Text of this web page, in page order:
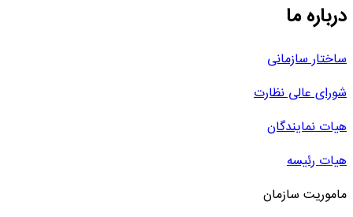
درباره ما
ساختار سازمانی
شورای عالی نظارت
هیات نمایندگان
هیات رئیسه
ماموریت سازمان